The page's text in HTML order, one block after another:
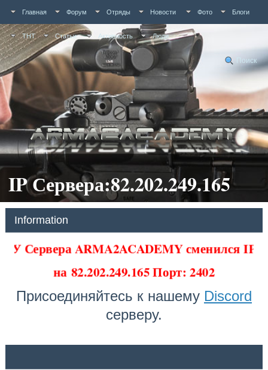
Главная Форум Отряды Новости Фото Блоги
ТНТ Статьи Активность Люди
Поиск
IP Сервера:82.202.249.165
Information
У Сервера ARMA2ACADEMY сменился IP
на82.202.249.165 Порт: 2402
Присоединяйтесь к нашему Discord
серверу.